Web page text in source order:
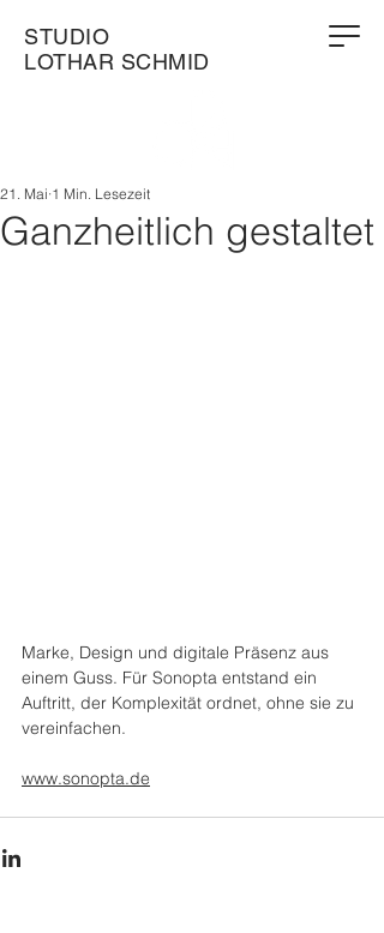
STUDIO
LOTHAR SCHMID
Ganzheitlich gestaltet
21. Mai 1 Min. Lesezeit
Marke, Design und digitale Präsenz aus
einem Guss. Für Sonopta entstand ein
Auftritt, der Komplexität ordnet, ohne sie zu
vereinfachen.
www.sonopta.de